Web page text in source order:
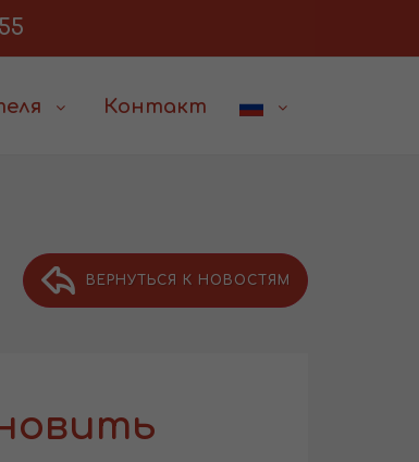
Контакт
ВЕРНУТЬСЯ К НОВОСТЯМ